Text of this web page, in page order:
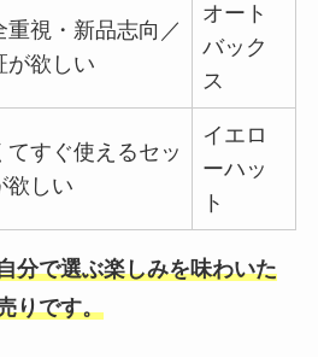
重視・新品志向／
が欲しい
オート
バック
ス
てすぐ使えるセッ
欲しい
イエロ
ーハッ
ト
分で選ぶ楽しみを味わいた
りです。